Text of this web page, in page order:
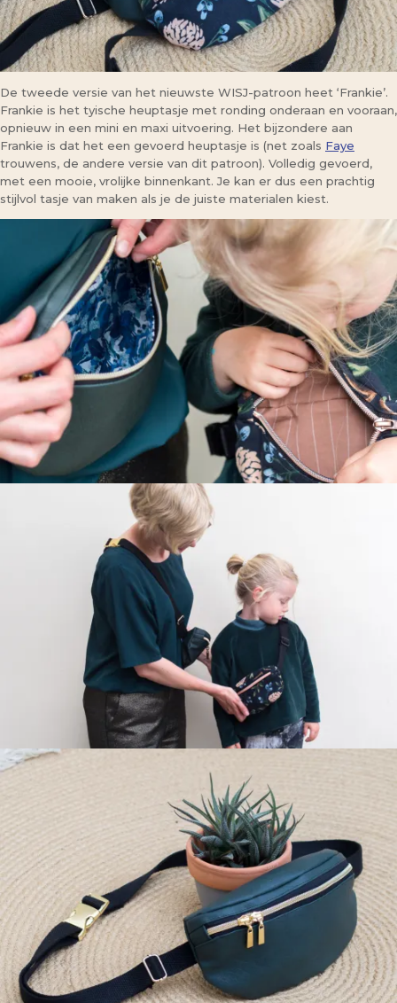
De tweede versie van het nieuwste WISJ-patroon heet ‘Frankie’.
Frankie is het tyische heuptasje met ronding onderaan en vooraan,
opnieuw in een mini en maxi uitvoering. Het bijzondere aan
Frankie is dat het een gevoerd heuptasje is (net zoals Faye
trouwens, de andere versie van dit patroon). Volledig gevoerd,
met een mooie, vrolijke binnenkant. Je kan er dus een prachtig
stijlvol tasje van maken als je de juiste materialen kiest.